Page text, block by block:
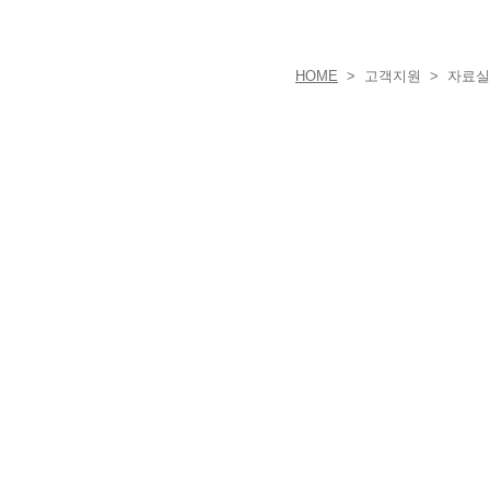
HOME > 고객지원 > 자료실